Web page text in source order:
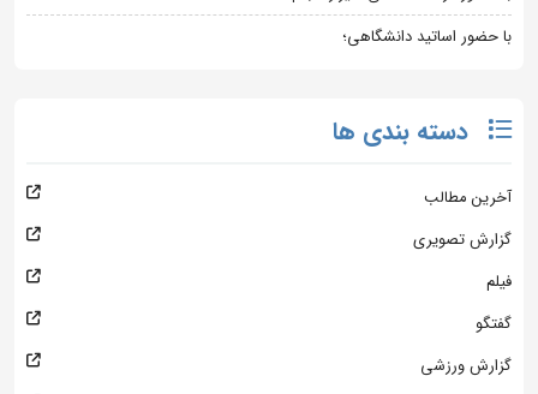
با حضور اساتید دانشگاهی؛
دسته بندی ها
آخرین مطالب
گزارش تصویری
فیلم
گفتگو
گزارش ورزشی